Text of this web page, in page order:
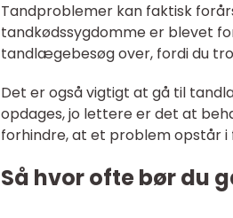
Tandproblemer kan faktisk
tandkødssygdomme er blevet
tandlægebesøg over, fordi du
Det er også vigtigt at gå til
opdages, jo lettere er det at
forhindre, at et problem opstår
Så hvor ofte bør du